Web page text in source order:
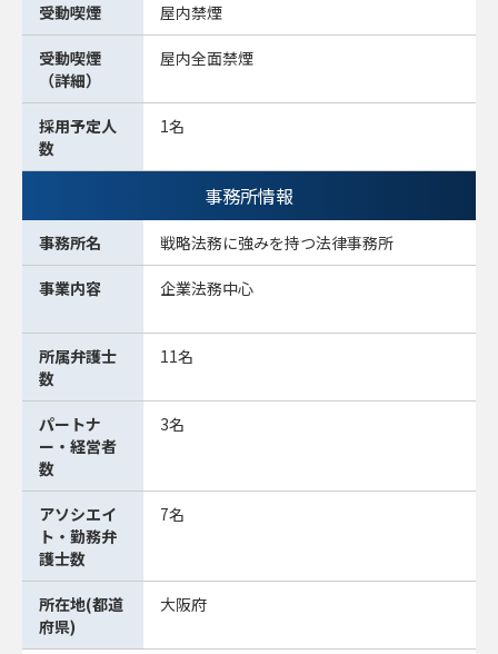
受動喫煙 屋内禁煙
受動喫煙
（詳細）
屋内全面禁煙
採用予定人
数
1名
事務所情報
事務所名 戦略法務に強みを持つ法律事務所
事業内容 企業法務中心
所属弁護士
数
11名
パートナ
ー・経営者
数
3名
アソシエイ
ト・勤務弁
護士数
7名
所在地(都道
府県)
大阪府